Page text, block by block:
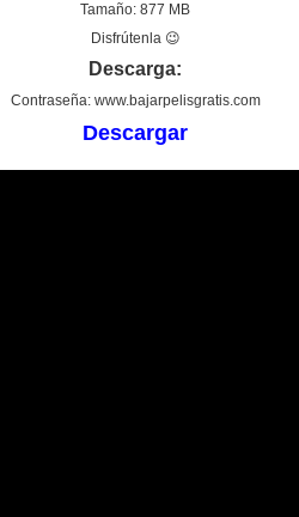
Tamaño: 877 MB
Disfrútenla 😉
Descarga:
Contraseña: www.bajarpelisgratis.com
Descargar